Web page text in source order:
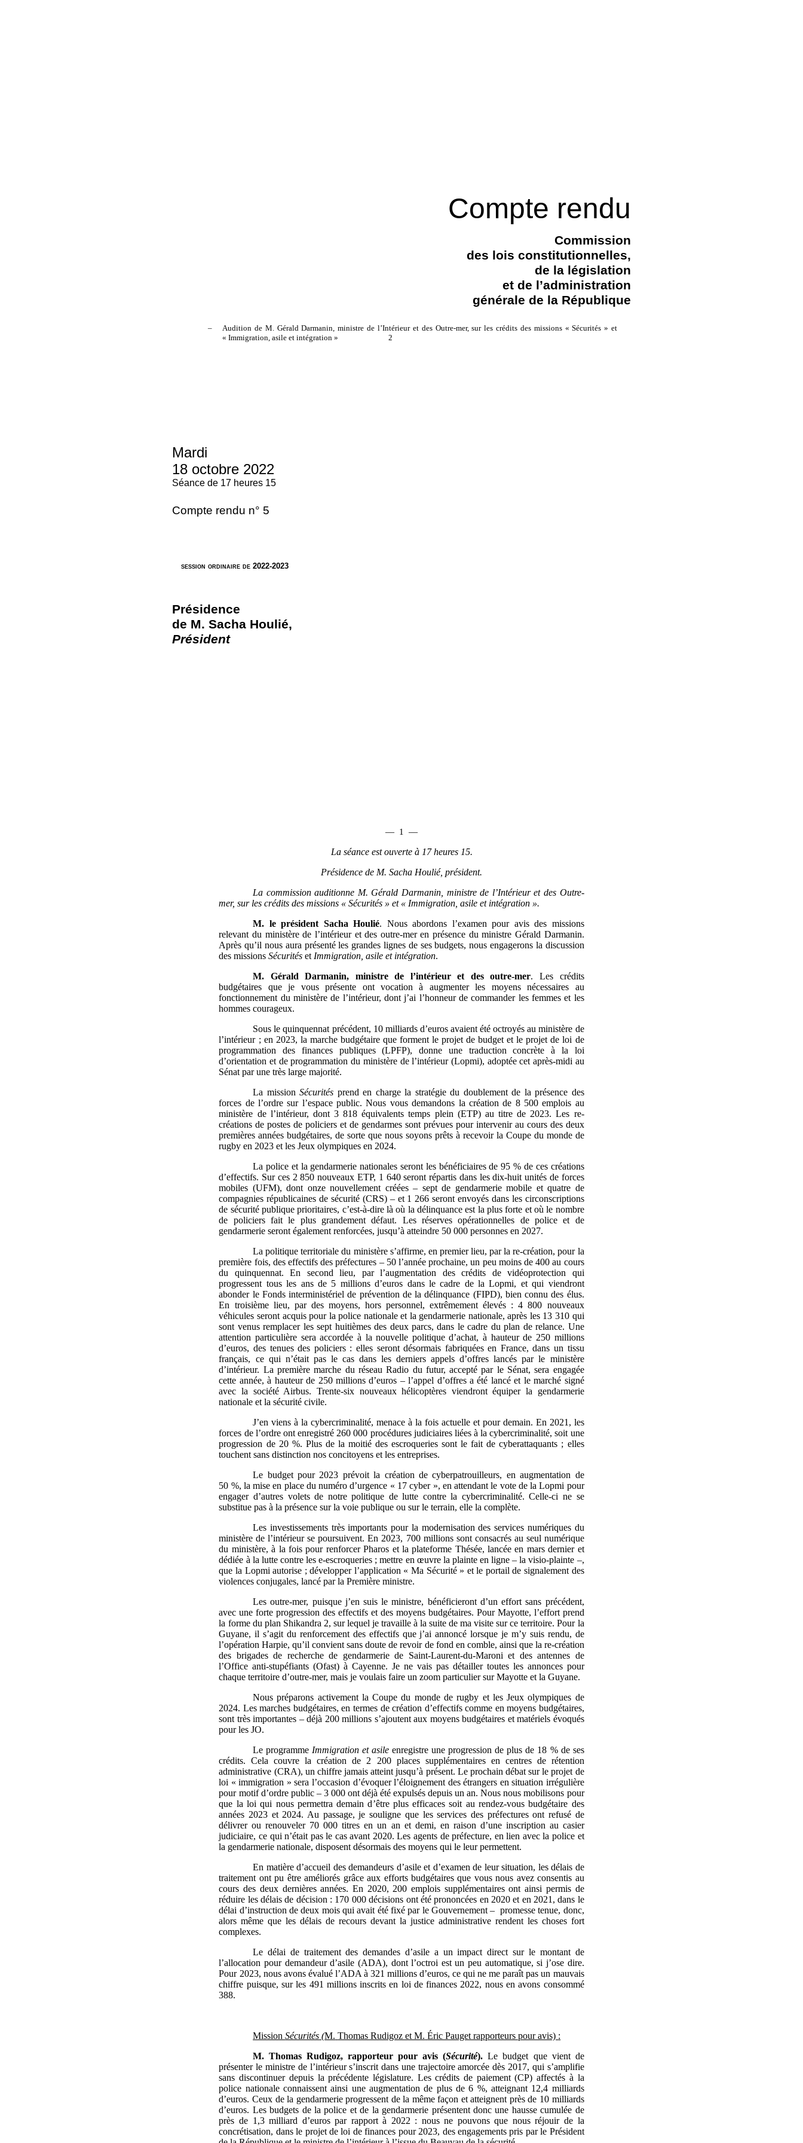
Compte rendu
Commission
des lois constitutionnelles,
de la législation
et de l’administration
générale de la République
–
Audition de M. Gérald Darmanin, ministre de l’Intérieur et des Outre-mer, sur les crédits des missions « Sécurités » et
« Immigration, asile et intégration » 2
Mardi
18 octobre 2022
Séance de 17 heures 15
Compte rendu n° 5
session ordinaire de 2022-2023
Présidence
de M. Sacha Houlié,
Président
— 1 —
La séance est ouverte à 17 heures 15.
Présidence de M. Sacha Houlié, président.
La commission auditionne M. Gérald Darmanin, ministre de l’Intérieur et des Outre-
mer, sur les crédits des missions « Sécurités » et « Immigration, asile et intégration ».
M. le président Sacha Houlié. Nous abordons l’examen pour avis des missions
relevant du ministère de l’intérieur et des outre-mer en présence du ministre Gérald Darmanin.
Après qu’il nous aura présenté les grandes lignes de ses budgets, nous engagerons la discussion
des missionsSécuritéset Immigration, asile et intégration.
M.
Gérald Darmanin, ministre de l’intérieur et des outre-mer. Les crédits
budgétaires que je vous présente ont vocation à augmenter les moyens nécessaires au
fonctionnement du ministère de l’intérieur, dont j’ai l’honneur de commander les femmes et les
hommes courageux.
Sous le quinquennat précédent, 10 milliards d’euros avaient été octroyés au ministère de
l’intérieur ; en 2023, la marche budgétaire que forment le projet de budget et le projet de loi de
programmation des finances publiques (LPFP), donne une traduction concrète à la loi
d’orientation et de programmation du ministère de l’intérieur (Lopmi), adoptée cet après-midi au
Sénat par une très large majorité.
La missionSécurités prend en charge la stratégie du doublement de la présence des
forces de l’ordre sur l’espace public. Nous vous demandons la création de 8 500 emplois au
ministère de l’intérieur, dont 3 818 équivalents temps plein (ETP) au titre de 2023. Les re-
créations de postes de policiers et de gendarmes sont prévues pour intervenir au cours des deux
premières années budgétaires, de sorte que nous soyons prêts à recevoir la Coupe du monde de
rugby en 2023 et les Jeux olympiques en 2024.
La police et la gendarmerie nationales seront les bénéficiaires de 95 % de ces créations
d’effectifs. Sur ces 2 850 nouveaux ETP, 1 640 seront répartis dans les dix-huit unités de forces
mobiles (UFM), dont onze nouvellement créées – sept de gendarmerie mobile et quatre de
compagnies républicaines de sécurité (CRS) – et 1 266 seront envoyés dans les circonscriptions
de sécurité publique prioritaires, c’est-à-dire là où la délinquance est la plus forte et où le nombre
de policiers fait le plus grandement défaut. Les réserves opérationnelles de police et de
gendarmerie seront également renforcées, jusqu’à atteindre 50 000 personnes en 2027.
La politique territoriale du ministère s’affirme, en premier lieu, par la re-création, pour la
première fois, des effectifs des préfectures – 50 l’année prochaine, un peu moins de 400 au cours
du quinquennat. En second lieu, par l’augmentation des crédits de vidéoprotection qui
progressent tous les ans de 5 millions d’euros dans le cadre de la Lopmi, et qui viendront
abonder le Fonds interministériel de prévention de la délinquance (FIPD), bien connu des élus.
En troisième lieu, par des moyens, hors personnel, extrêmement élevés : 4 800 nouveaux
véhicules seront acquis pour la police nationale et la gendarmerie nationale, après les 13 310 qui
sont venus remplacer les sept huitièmes des deux parcs, dans le cadre du plan de relance. Une
attention particulière sera accordée à la nouvelle politique d’achat, à hauteur de 250 millions
d’euros, des tenues des policiers : elles seront désormais fabriquées en France, dans un tissu
français, ce qui n’était pas le cas dans les derniers appels d’offres lancés par le ministère
d’intérieur. La première marche du réseau Radio du futur, accepté par le Sénat, sera engagée
cette année, à hauteur de 250 millions d’euros – l’appel d’offres a été lancé et le marché signé
avec la société Airbus. Trente-six nouveaux hélicoptères viendront équiper la gendarmerie
nationale et la sécurité civile.
J’en viens à la cybercriminalité, menace à la fois actuelle et pour demain. En 2021, les
forces de l’ordre ont enregistré 260 000 procédures judiciaires liées à la cybercriminalité, soit une
progression de 20 %. Plus de la moitié des escroqueries sont le fait de cyberattaquants ; elles
touchent sans distinction nos concitoyens et les entreprises.
Le budget pour 2023 prévoit la création de cyberpatrouilleurs, en augmentation de
50 %, la mise en place du numéro d’urgence « 17 cyber », en attendant le vote de la Lopmi pour
engager d’autres volets de notre politique de lutte contre la cybercriminalité. Celle-ci ne se
substitue pas à la présence sur la voie publique ou sur le terrain, elle la complète.
Les investissements très importants pour la modernisation des services numériques du
ministère de l’intérieur se poursuivent. En 2023, 700 millions sont consacrés au seul numérique
du ministère, à la fois pour renforcer Pharos et la plateforme Thésée, lancée en mars dernier et
dédiée à la lutte contre les e-escroqueries ; mettre en œuvre la plainte en ligne – la visio-plainte –,
que la Lopmi autorise ; développer l’application « Ma Sécurité » et le portail de signalement des
violences conjugales, lancé par la Première ministre.
Les outre-mer, puisque j’en suis le ministre, bénéficieront d’un effort sans précédent,
avec une forte progression des effectifs et des moyens budgétaires. Pour Mayotte, l’effort prend
la forme du plan Shikandra 2, sur lequel je travaille à la suite de ma visite sur ce territoire. Pour la
Guyane, il s’agit du renforcement des effectifs que j’ai annoncé lorsque je m’y suis rendu, de
l’opération Harpie, qu’il convient sans doute de revoir de fond en comble, ainsi que la re-création
des brigades de recherche de gendarmerie de Saint-Laurent-du-Maroni et des antennes de
l’Office anti-stupéfiants (Ofast) à Cayenne. Je ne vais pas détailler toutes les annonces pour
chaque territoire d’outre-mer, mais je voulais faire un zoom particulier sur Mayotte et la Guyane.
Nous préparons activement la Coupe du monde de rugby et les Jeux olympiques de
2024. Les marches budgétaires, en termes de création d’effectifs comme en moyens budgétaires,
sont très importantes – déjà 200 millions s’ajoutent aux moyens budgétaires et matériels évoqués
pour les JO.
Le programme Immigration et asile enregistre une progression de plus de 18 % de ses
crédits. Cela couvre la création de 2 200 places supplémentaires en centres de rétention
administrative (CRA), un chiffre jamais atteint jusqu’à présent. Le prochain débat sur le projet de
loi « immigration » sera l’occasion d’évoquer l’éloignement des étrangers en situation irrégulière
pour motif d’ordre public – 3 000 ont déjà été expulsés depuis un an. Nous nous mobilisons pour
que la loi qui nous permettra demain d’être plus efficaces soit au rendez-vous budgétaire des
années 2023 et 2024. Au passage, je souligne que les services des préfectures ont refusé de
délivrer ou renouveler 70 000 titres en un an et demi, en raison d’une inscription au casier
judiciaire, ce qui n’était pas le cas avant 2020. Les agents de préfecture, en lien avec la police et
la gendarmerie nationale, disposent désormais des moyens qui le leur permettent.
En matière d’accueil des demandeurs d’asile et d’examen de leur situation, les délais de
traitement ont pu être améliorés grâce aux efforts budgétaires que vous nous avez consentis au
cours des deux dernières années. En 2020, 200 emplois supplémentaires ont ainsi permis de
réduire les délais de décision : 170 000 décisions ont été prononcées en 2020 et en 2021, dans le
délai d’instruction de deux mois qui avait été fixé par le Gouvernement – promesse tenue, donc,
alors même que les délais de recours devant la justice administrative rendent les choses fort
complexes.
Le délai de traitement des demandes d’asile a un impact direct sur le montant de
l’allocation pour demandeur d’asile (ADA), dont l’octroi est un peu automatique, si j’ose dire.
Pour 2023, nous avons évalué l’ADA à 321 millions d’euros, ce qui ne me paraît pas un mauvais
chiffre puisque, sur les 491 millions inscrits en loi de finances 2022, nous en avons consommé
388.
MissionSécurités (M. Thomas Rudigoz et M. Éric Pauget rapporteurs pour avis) :
M. Thomas Rudigoz, rapporteur pour avis (Sécurité). Le budget que vient de
présenter le ministre de l’intérieur s’inscrit dans une trajectoire amorcée dès 2017, qui s’amplifie
sans discontinuer depuis la précédente législature. Les crédits de paiement (CP) affectés à la
police nationale connaissent ainsi une augmentation de plus de 6 %, atteignant 12,4 milliards
d’euros. Ceux de la gendarmerie progressent de la même façon et atteignent près de 10 milliards
d’euros. Les budgets de la police et de la gendarmerie présentent donc une hausse cumulée de
près de 1,3 milliard d’euros par rapport à 2022 : nous ne pouvons que nous réjouir de la
concrétisation, dans le projet de loi de finances pour 2023, des engagements pris par le Président